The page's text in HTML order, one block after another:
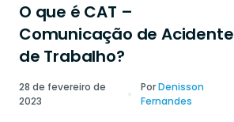
O que é CAT –
Comunicação de Acidente
de Trabalho?
28 de fevereiro de
2023
PorDenisson
Fernandes